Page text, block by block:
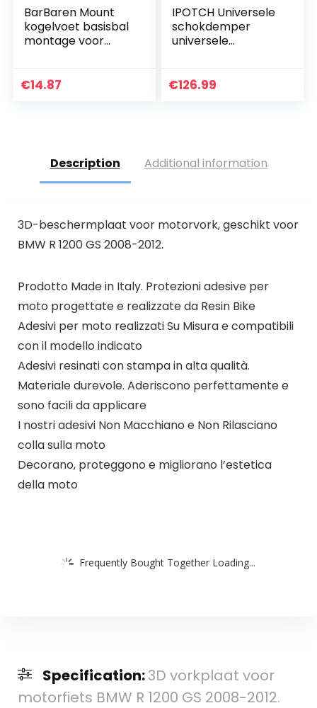
BarBaren Mount
kogelvoet basisbal
montage voor
Panigale 899 959
€14.87
IPOTCH Universele
schokdemper
universele
hoogte uitbreiding
€126.99
Description Additional information
3D-beschermplaat voor motorvork, geschikt voor
BMW R 1200 GS 2008-2012.
Prodotto Made in Italy. Protezioni adesive per
moto progettate e realizzate da Resin Bike
Adesivi per moto realizzati Su Misura e compatibili
con il modello indicato
Adesivi resinati con stampa in alta qualità.
Materiale durevole. Aderiscono perfettamente e
sono facili da applicare
I nostri adesivi Non Macchiano e Non Rilasciano
colla sulla moto
Decorano, proteggono e migliorano l’estetica
della moto
Frequently Bought Together Loading...
Specification:3D vorkplaat voor
motorfiets BMW R 1200 GS 2008-2012.